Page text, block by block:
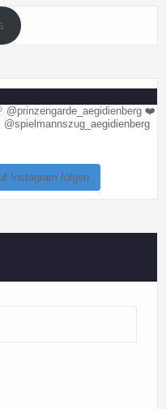
@prinzengarde_aegidienberg ❤️
@spielmannszug_aegidienberg
Instagram folgen